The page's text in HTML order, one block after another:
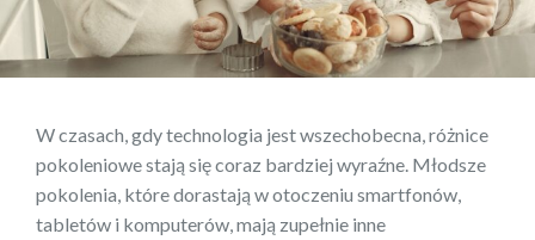
W czasach, gdy technologia jest wszechobecna, różnice
pokoleniowe stają się coraz bardziej wyraźne. Młodsze
pokolenia, które dorastają w otoczeniu smartfonów,
tabletów i komputerów, mają zupełnie inne